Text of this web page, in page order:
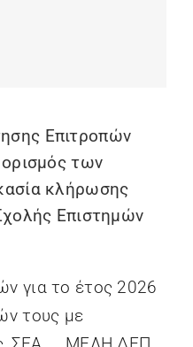
Επιτροπών
των
κλήρωσης
Επιστημών
για το έτος 2026
τους με